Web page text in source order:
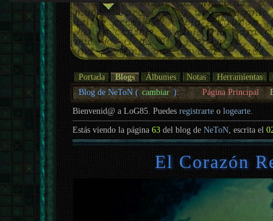
Portada Blogs Álbumes Notas
Herramientas
Blog de NeToN ( cambiar ): Página Principal
Bienvenid@ a LoG85. Puedesregistrarte ologearte.
Estás viendo la página63 del blog deNeToN , escrita el
El Corazón